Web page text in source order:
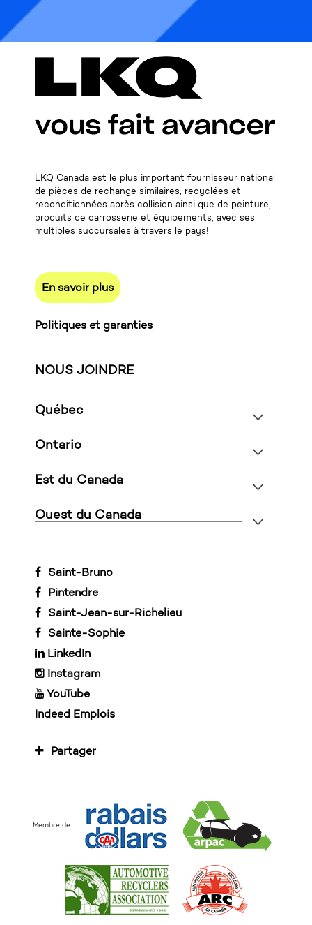
LKQ Canada est le plus important fournisseur national
de pièces de rechange similaires, recyclées et
reconditionnées après collision ainsi que de peinture,
produits de carrosserie et équipements, avec ses
multiples succursales à travers le pays!
En savoir plus
Politiques et garanties
NOUS JOINDRE
Québec
Ontario
Est du Canada
Ouest du Canada
Saint-Bruno
Pintendre
Saint-Jean-sur-Richelieu
Sainte-Sophie
LinkedIn
Instagram
YouTube
Indeed Emplois
Partager
Membre de :